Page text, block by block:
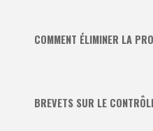
COMMENT ÉLIMINER LA
BREVETS SUR LE